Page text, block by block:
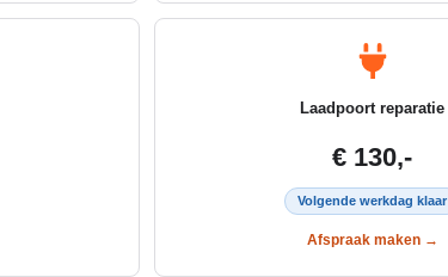
Laadpoort reparatie
€ 130,-
Volgende werkdag klaar
Afspraak maken →